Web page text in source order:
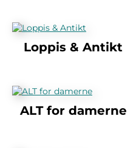
Loppis & Antikt
ALT for damerne